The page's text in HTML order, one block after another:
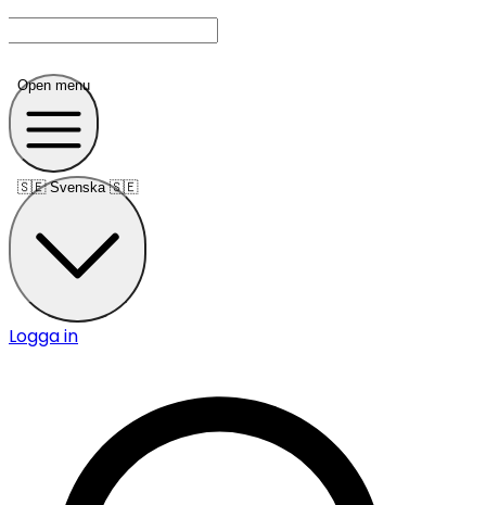
Open menu
🇸🇪 Svenska 🇸🇪
Logga in